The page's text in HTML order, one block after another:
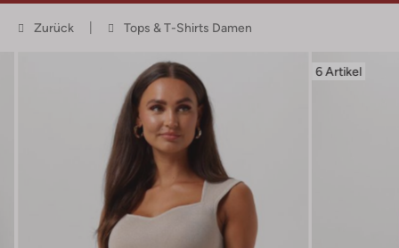
Zurück Tops & T-Shirts Damen
6 Artikel